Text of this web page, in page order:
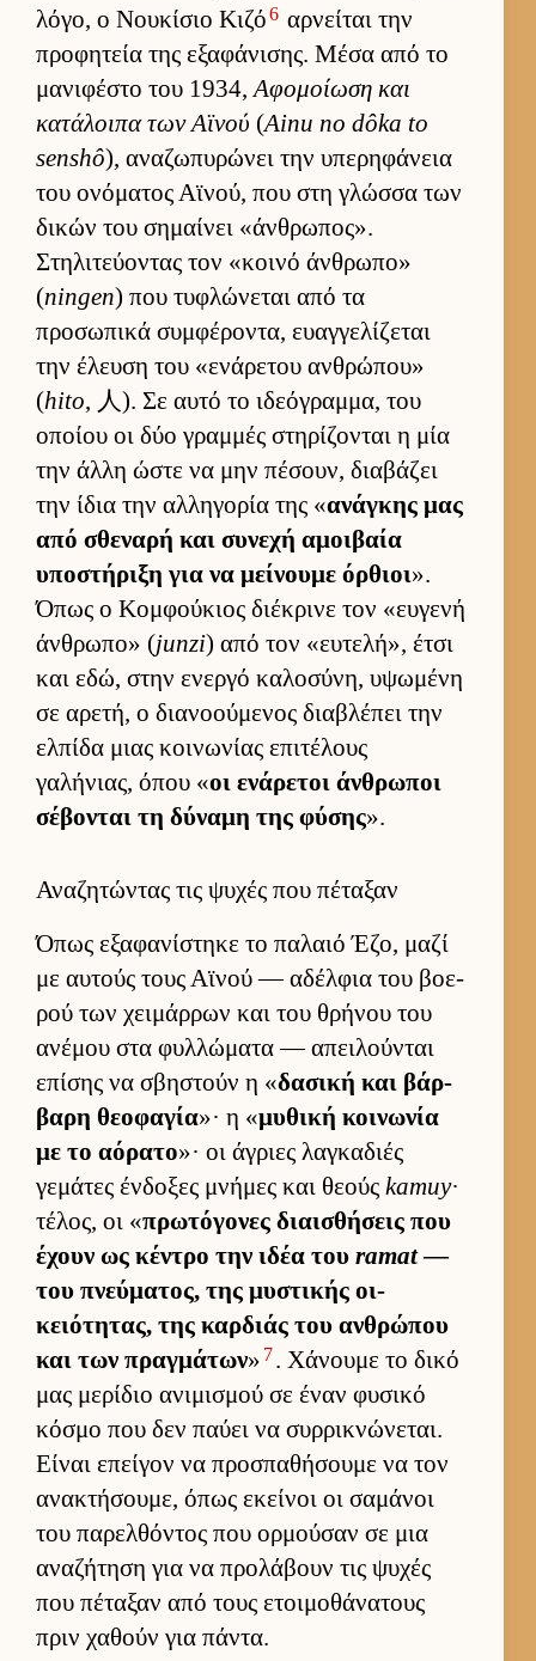
λόγο, ο Νου­κίσιο Κιζό6 αρ­νεί­ται την
προφητεία της εξαφάνισης. Μέσα από το
μανιφέστο του 1934,Αφομοί­ωση και
κατάλοιπα των Αϊνού (Ainu no dôka to
senshô), αναζωπυρώνει την υπερηφάνεια
του ονόματος Αϊνού, που στη γλώσσα των
δικών του σημαί­νει «άν­θρωπος».
Στηλιτεύ­οντας τον «κοινό άν­θρωπο»
(ningen) που τυφλώνεται από τα
προσωπικά συμ­φέροντα, ευαγ­γελίζεται
την έλευση του «ενάρετου αν­θρώπου»
(hito, 人). Σε αυτό το ιδεόγραμ­μα, του
οποίου οι δύο γραμ­μές στηρίζονται η μία
την άλλη ώστε να μην πέσουν, δια­βάζει
την ίδια την αλ­ληγορία της «ανάγκης μας
από σθεναρή και συνεχή αμοι­βαία
υποστήριξη για να μεί­νουμε όρ­θιοι».
Όπως ο Κομ­φού­κιος διέκρινε τον «ευ­γενή
άν­θρωπο» (junzi) από τον «ευ­τελή», έτσι
και εδώ, στην ενεργό καλοσύνη, υψωμένη
σε αρετή, ο δια­νοού­μενος δια­βλέπει την
ελ­πίδα μιας κοι­νωνίας επιτέλους
γαλήνιας, όπου «οι ενάρετοι άν­θρωποι
σέβονται τη δύναμη της φύσης».
Αναζητώντας τις ψυχές που πέταξαν
Όπως εξαφανίστηκε το παλαιό Έζο, μαζί
με αυ­τούς τους Αϊνού — αδέλ­φια του βοε­
ρού των χει­μάρ­ρων και του θρήνου του
ανέμου στα φυλ­λώματα — απει­λού­νται
επίσης να σβηστούν η «δασική και βάρ­
βαρη θεοφαγία»· η «μυθική κοι­νωνία
με το αόρατο»· οι άγριες λαγκαδιές
γεμάτες έν­δοξες μνήμες και θεούς kamuy·
τέλος, οι «πρωτόγονες διαι­σθήσεις που
έχουν ως κέντρο την ιδέα του ramat—
του πνεύ­ματος, της μυστικής οι­
κειότητας, της καρ­διάς του αν­θρώπου
και των πραγ­μάτων» 7. Χάνουμε το δικό
μας μερίδιο ανιμισμού σε έναν φυσικό
κόσμο που δεν παύει να συρ­ρικνώνεται.
Εί­ναι επεί­γον να προσπαθήσουμε να τον
ανακτήσου­με, όπως εκεί­νοι οι σαμάνοι
του παρελ­θόντος που ορ­μού­σαν σε μια
αναζήτηση για να προλάβουν τις ψυχές
που πέταξαν από τους ετοι­μοθάνατους
πριν χαθούν για πάντα.